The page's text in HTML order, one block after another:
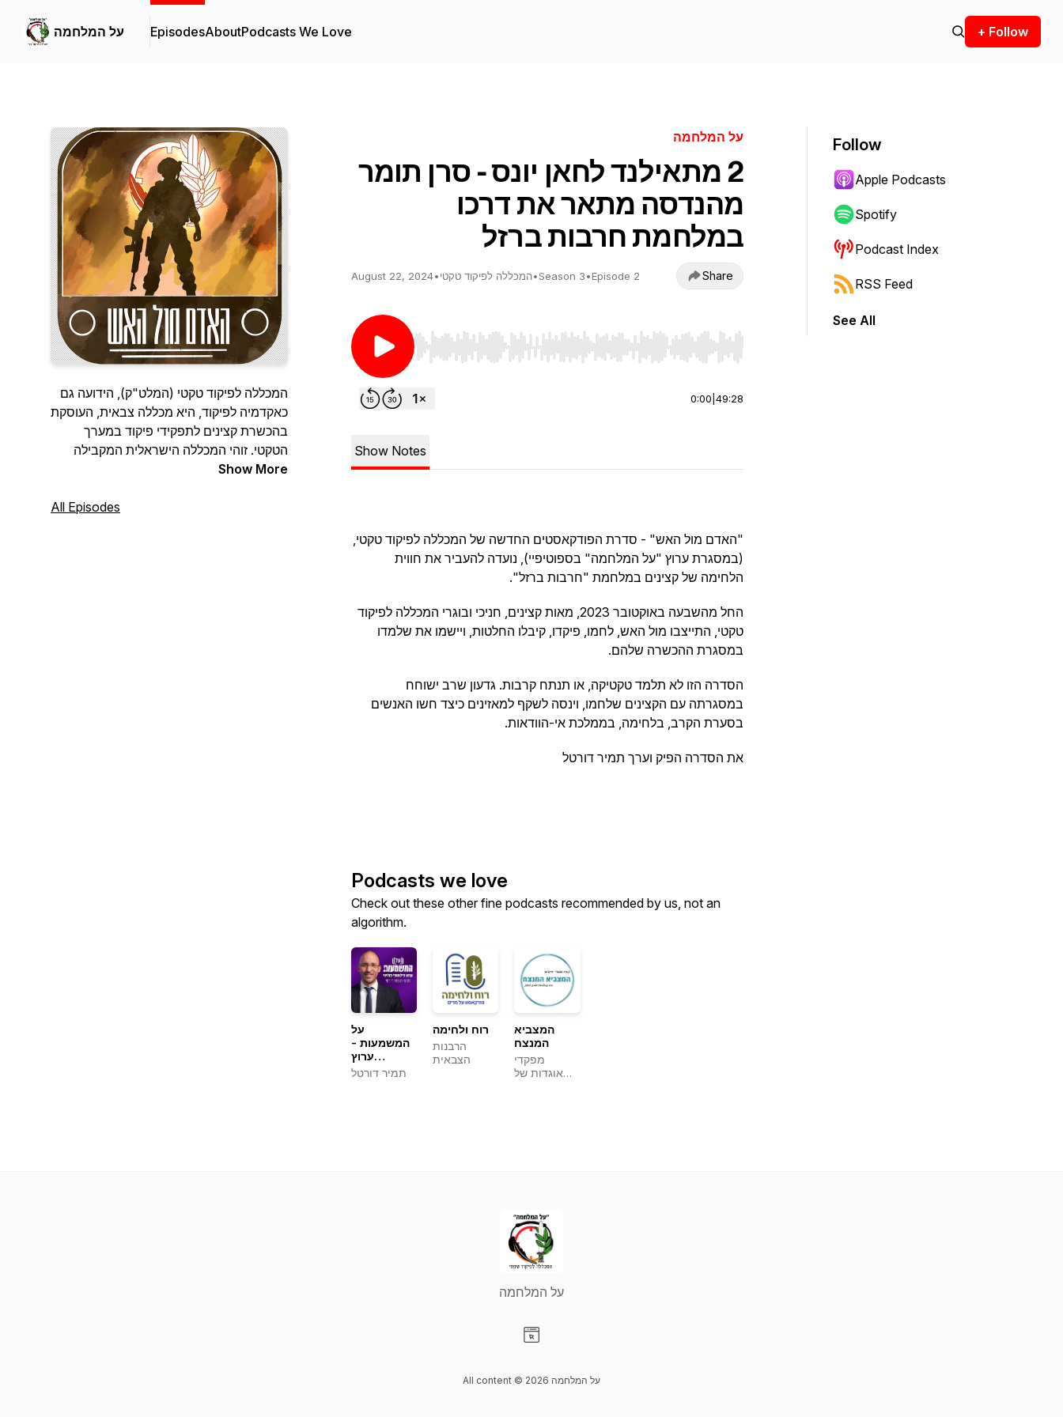
על המלחמה EpisodesAboutPodcasts We Love + Follow
המכללה לפיקוד טקטי (המלט"ק), הידועה גם
כאקדמיה לפיקוד, היא מכללה צבאית, העוסקת
בהכשרת קצינים לתפקידי פיקוד במערך
הטקטי. זוהי המכללה הישראלית המקבילה
למכללת ווסט פוינט האמריקנית והיא מכשירה
שירות במערך הקרבי.ייעוד המלט"ק הוא
Show More
All Episodes
על המלחמה
2 מתאילנד לחאן יונס - סרן תומר
מהנדסה מתאר את דרכו
במלחמת חרבות ברזל
August 22, 2024•המכללה לפיקוד טקטי•Season 3•Episode 2 Share
Use Left/Right to seek, Home/End to jump to start or end. Hold shift to jump forward or backward.
0:00 49:28
Show Notes
"האדם מול האש" - סדרת הפודקאסטים החדשה של המכללה לפיקוד טקטי,
(במסגרת ערוץ "על המלחמה" בספוטיפיי), נועדה להעביר את חווית
הלחימה של קצינים במלחמת "חרבות ברזל".
החל מהשבעה באוקטובר 2023, מאות קצינים, חניכי ובוגרי המכללה לפיקוד
טקטי, התייצבו מול האש, לחמו, פיקדו, קיבלו החלטות, ויישמו את שלמדו
במסגרת ההכשרה שלהם.
הסדרה הזו לא תלמד טקטיקה, או תנתח קרבות. גדעון שרב ישוחח
במסגרתה עם הקצינים שלחמו, וינסה לשקף למאזינים כיצד חשו האנשים
בסערת הקרב, בלחימה, בממלכת אי-הוודאות.
את הסדרה הפיק וערך תמיר דורטל
Podcasts we love
Check out these other fine podcasts recommended by us, not an
algorithm.
על
המשמעות -
ערוץ
פילוסופי
תמיר דורטל
רוח ולחימה
הרבנות
הצבאית
המצביא
המנצח
מפקדי
אוגדות של
Follow
Apple Podcasts
Spotify
Podcast Index
RSS Feed
See All
על המלחמה
All content © 2026 על המלחמה